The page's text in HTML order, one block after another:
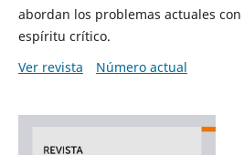
abordan los problemas actuales
espíritu crítico.
Ver revista
Número actual